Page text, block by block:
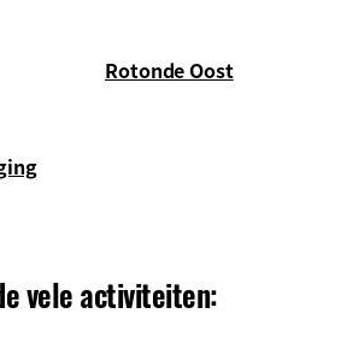
Rotonde Oost
vele activiteiten: